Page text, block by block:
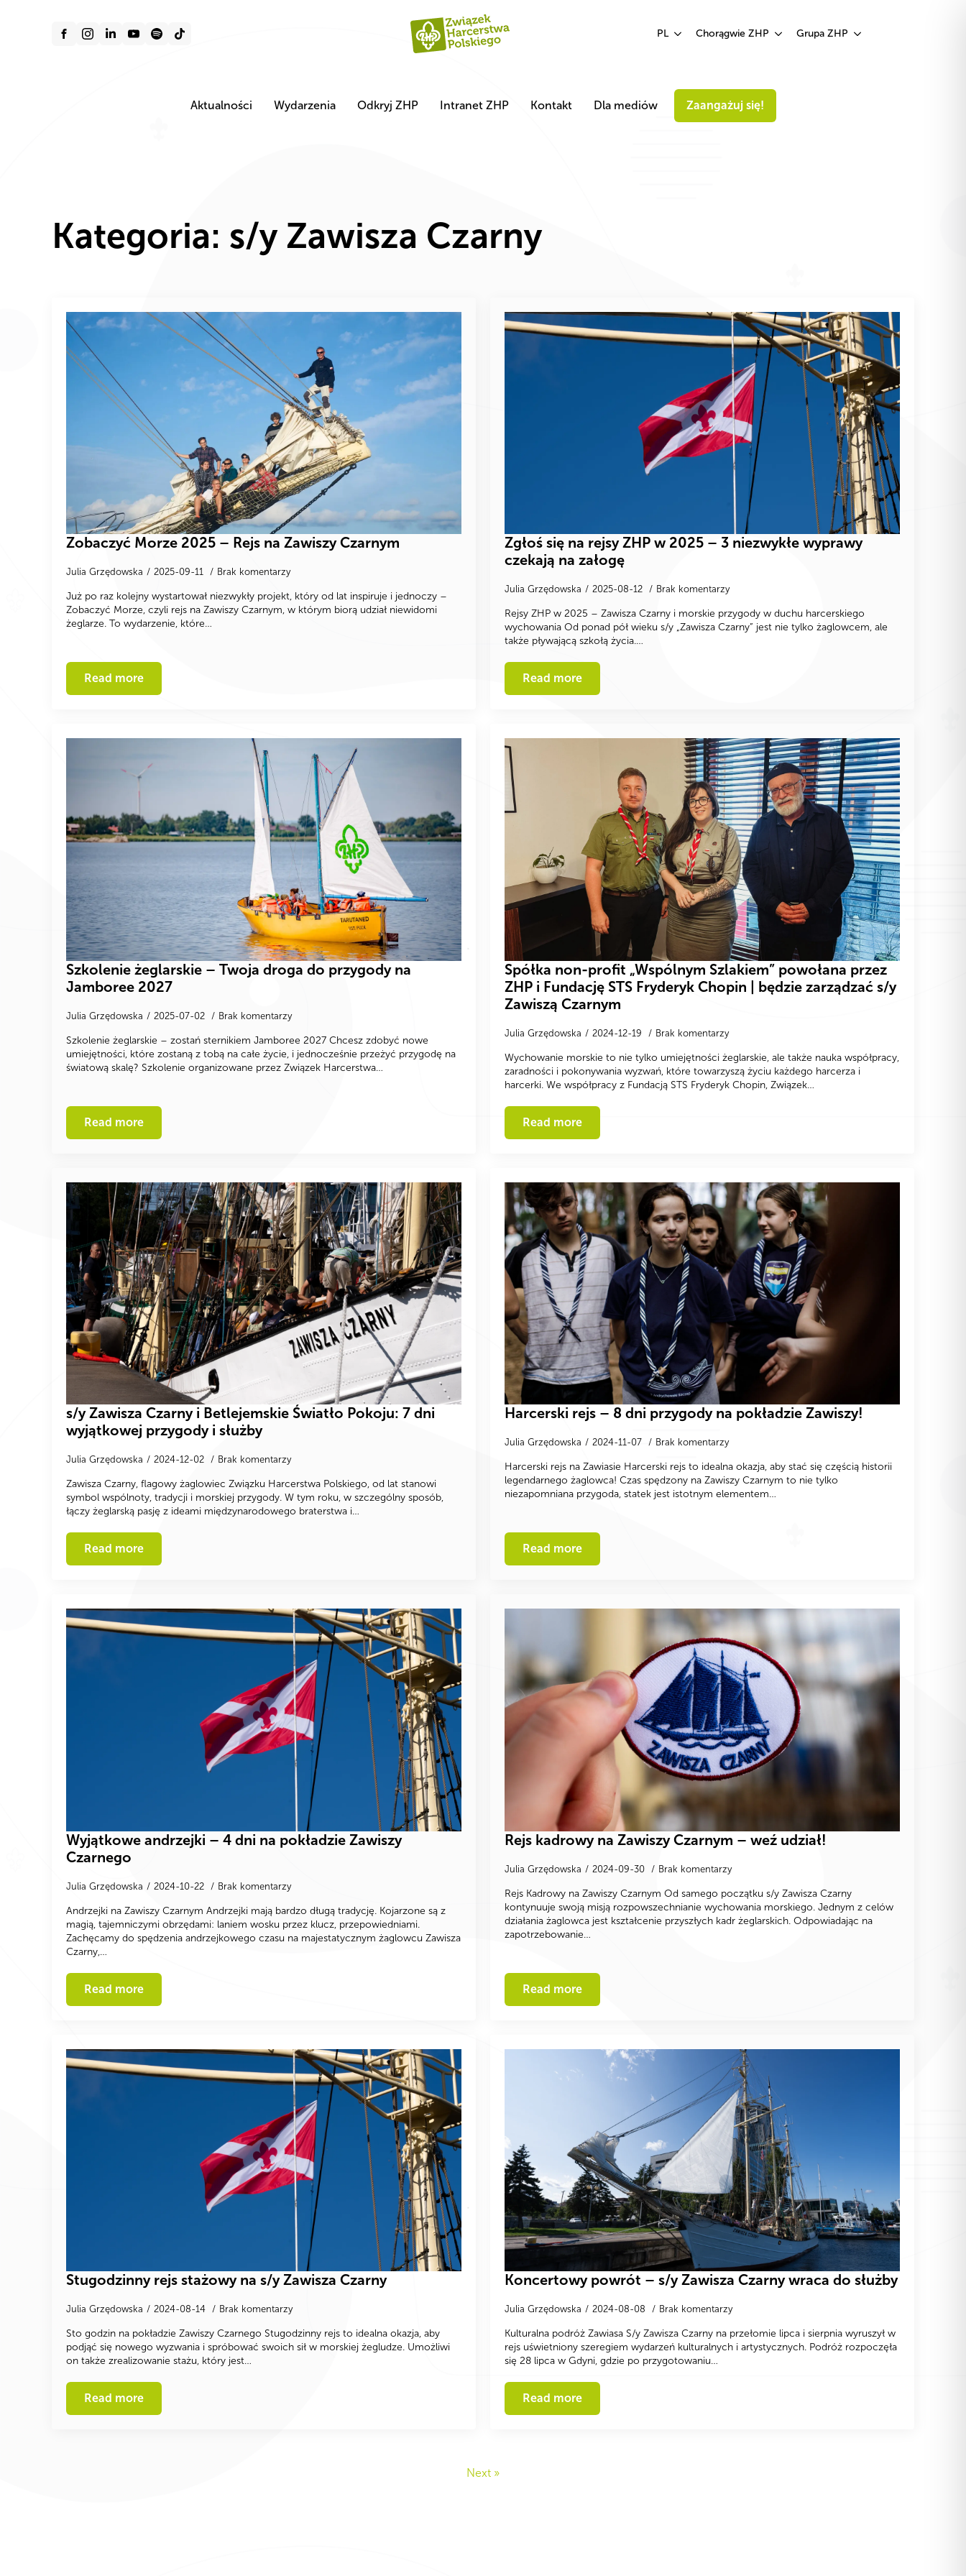
PL Chorągwie ZHP Grupa ZHP
Aktualności Wydarzenia Odkryj ZHP Intranet ZHP Kontakt Dla mediów Zaangażuj się!
Kategoria: s/y Zawisza Czarny
Zobaczyć Morze 2025 – Rejs na Zawiszy Czarnym
Julia Grzędowska 2025-09-11 Brak komentarzy
Już po raz kolejny wystartował niezwykły projekt, który od lat inspiruje i jednoczy –
Zobaczyć Morze, czyli rejs na Zawiszy Czarnym, w którym biorą udział niewidomi
żeglarze. To wydarzenie, które…
Read more
Zgłoś się na rejsy ZHP w 2025 – 3 niezwykłe wyprawy
czekają na załogę
Julia Grzędowska 2025-08-12 Brak komentarzy
Rejsy ZHP w 2025 – Zawisza Czarny i morskie przygody w duchu harcerskiego
wychowania Od ponad pół wieku s/y „Zawisza Czarny” jest nie tylko żaglowcem, ale
także pływającą szkołą życia.…
Read more
Szkolenie żeglarskie – Twoja droga do przygody na
Jamboree 2027
Julia Grzędowska 2025-07-02 Brak komentarzy
Szkolenie żeglarskie – zostań sternikiem Jamboree 2027 Chcesz zdobyć nowe
umiejętności, które zostaną z tobą na całe życie, i jednocześnie przeżyć przygodę na
światową skalę? Szkolenie organizowane przez Związek Harcerstwa…
Read more
Spółka non-profit „Wspólnym Szlakiem” powołana przez
ZHP i Fundację STS Fryderyk Chopin | będzie zarządzać s/y
Zawiszą Czarnym
Julia Grzędowska 2024-12-19 Brak komentarzy
Wychowanie morskie to nie tylko umiejętności żeglarskie, ale także nauka współpracy,
zaradności i pokonywania wyzwań, które towarzyszą życiu każdego harcerza i
harcerki. We współpracy z Fundacją STS Fryderyk Chopin, Związek…
Read more
s/y Zawisza Czarny i Betlejemskie Światło Pokoju: 7 dni
wyjątkowej przygody i służby
Julia Grzędowska 2024-12-02 Brak komentarzy
Zawisza Czarny, flagowy żaglowiec Związku Harcerstwa Polskiego, od lat stanowi
symbol wspólnoty, tradycji i morskiej przygody. W tym roku, w szczególny sposób,
łączy żeglarską pasję z ideami międzynarodowego braterstwa i…
Read more
Harcerski rejs – 8 dni przygody na pokładzie Zawiszy!
Julia Grzędowska 2024-11-07 Brak komentarzy
Harcerski rejs na Zawiasie Harcerski rejs to idealna okazja, aby stać się częścią historii
legendarnego żaglowca! Czas spędzony na Zawiszy Czarnym to nie tylko
niezapomniana przygoda, statek jest istotnym elementem…
Read more
Wyjątkowe andrzejki – 4 dni na pokładzie Zawiszy
Czarnego
Julia Grzędowska 2024-10-22 Brak komentarzy
Andrzejki na Zawiszy Czarnym Andrzejki mają bardzo długą tradycję. Kojarzone są z
magią, tajemniczymi obrzędami: laniem wosku przez klucz, przepowiedniami.
Zachęcamy do spędzenia andrzejkowego czasu na majestatycznym żaglowcu Zawisza
Czarny,…
Read more
Rejs kadrowy na Zawiszy Czarnym – weź udział!
Julia Grzędowska 2024-09-30 Brak komentarzy
Rejs Kadrowy na Zawiszy Czarnym Od samego początku s/y Zawisza Czarny
kontynuuje swoją misją rozpowszechnianie wychowania morskiego. Jednym z celów
działania żaglowca jest kształcenie przyszłych kadr żeglarskich. Odpowiadając na
zapotrzebowanie…
Read more
Stugodzinny rejs stażowy na s/y Zawisza Czarny
Julia Grzędowska 2024-08-14 Brak komentarzy
Sto godzin na pokładzie Zawiszy Czarnego Stugodzinny rejs to idealna okazja, aby
podjąć się nowego wyzwania i spróbować swoich sił w morskiej żegludze. Umożliwi
on także zrealizowanie stażu, który jest…
Read more
Koncertowy powrót – s/y Zawisza Czarny wraca do służby
Julia Grzędowska 2024-08-08 Brak komentarzy
Kulturalna podróż Zawiasa S/y Zawisza Czarny na przełomie lipca i sierpnia wyruszył w
rejs uświetniony szeregiem wydarzeń kulturalnych i artystycznych. Podróż rozpoczęła
się 28 lipca w Gdyni, gdzie po przygotowaniu…
Read more
Next »